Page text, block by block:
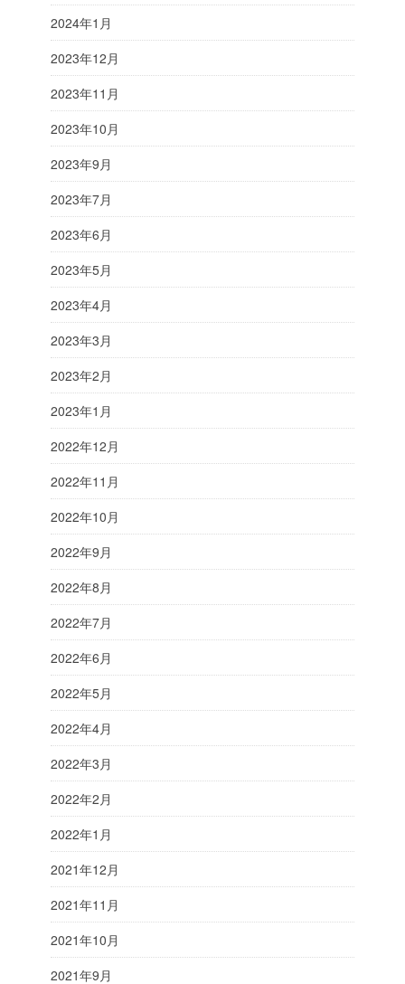
2024年1月
2023年12月
2023年11月
2023年10月
2023年9月
2023年7月
2023年6月
2023年5月
2023年4月
2023年3月
2023年2月
2023年1月
2022年12月
2022年11月
2022年10月
2022年9月
2022年8月
2022年7月
2022年6月
2022年5月
2022年4月
2022年3月
2022年2月
2022年1月
2021年12月
2021年11月
2021年10月
2021年9月